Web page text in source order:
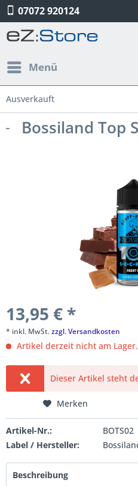
07072 920124
Menü
Ausverkauft
Bossiland Top
13,95 € *
* inkl. MwSt.zzgl. Versandkosten
Artikel derzeit nicht am Lager.
Dieser Artikel steht
Merken
Artikel-Nr.:
BOTS02
Label / Hersteller:
Beschreibung